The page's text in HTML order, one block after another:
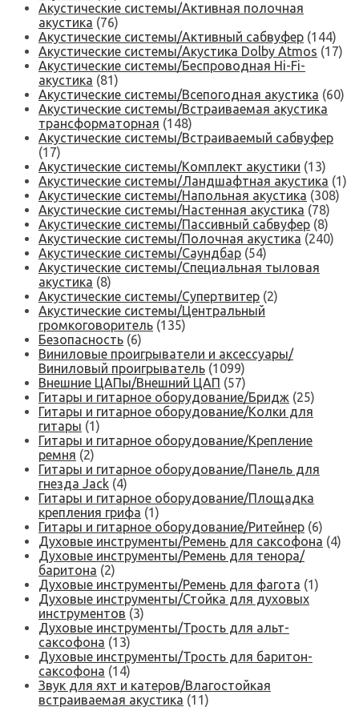
Акустические системы/Активная полочная
акустика (76)
Акустические системы/Активный сабвуфер (144)
Акустические системы/Акустика Dolby Atmos (17)
Акустические системы/Беспроводная Hi-Fi-
акустика (81)
Акустические системы/Всепогодная акустика (60)
Акустические системы/Встраиваемая акустика
трансформаторная (148)
Акустические системы/Встраиваемый сабвуфер
(17)
Акустические системы/Комплект акустики (13)
Акустические системы/Ландшафтная акустика (1)
Акустические системы/Напольная акустика (308)
Акустические системы/Настенная акустика (78)
Акустические системы/Пассивный сабвуфер (8)
Акустические системы/Полочная акустика (240)
Акустические системы/Саундбар (54)
Акустические системы/Специальная тыловая
акустика (8)
Акустические системы/Супертвитер (2)
Акустические системы/Центральный
громкоговоритель (135)
Безопасность (6)
Виниловые проигрыватели и аксессуары/
Виниловый проигрыватель (1099)
Внешние ЦАПы/Внешний ЦАП (57)
Гитары и гитарное оборудование/Бридж (25)
Гитары и гитарное оборудование/Колки для
гитары (1)
Гитары и гитарное оборудование/Крепление
ремня (2)
Гитары и гитарное оборудование/Панель для
гнезда Jack (4)
Гитары и гитарное оборудование/Площадка
крепления грифа (1)
Гитары и гитарное оборудование/Ритейнер (6)
Духовые инструменты/Ремень для саксофона (4)
Духовые инструменты/Ремень для тенора/
баритона (2)
Духовые инструменты/Ремень для фагота (1)
Духовые инструменты/Стойка для духовых
инструментов (3)
Духовые инструменты/Трость для альт-
саксофона (13)
Духовые инструменты/Трость для баритон-
саксофона (14)
Звук для яхт и катеров/Влагостойкая
встраиваемая акустика (11)